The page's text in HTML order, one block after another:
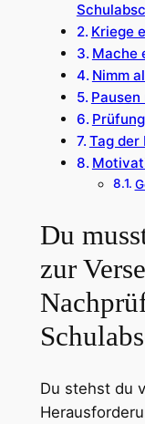
Kriege
Mache
Nimm
Pausen
Tag der
Du
zur
Du stehst du